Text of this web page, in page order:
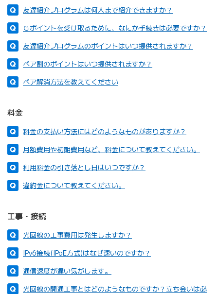
友達紹介プログラムは何人まで紹介できますか？
Ｇポイントを受け取るために、なにか手続きは必要ですか？
友達紹介プログラムのポイントはいつ提供されますか？
ペア割のポイントはいつ提供されますか？
ペア解消方法を教えてください
料金
料金の支払い方法にはどのようなものがありますか？
月額費用や初期費用など、料金について教えてください。
利用料金の引き落とし日はいつですか？
違約金について教えてください。
工事・接続
光回線の工事費用は発生しますか？
IPv6接続(IPoE方式)はなぜ速いのですか？
通信速度が遅い気がします。
光回線の開通工事とはどのようなものですか？立ち会いは必